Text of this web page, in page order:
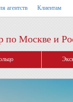
агентств Клиентам
по Москве и